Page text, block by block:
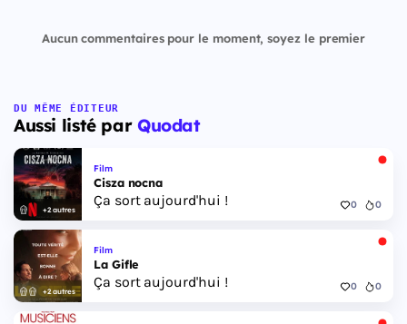
Aucun commentaires pour le moment, soyez le premier
DU MÊME ÉDITEUR
Aussi listé par Quodat
+2 autres
Film
Cisza nocna
Ça sort aujourd'hui ! 0 0
+2 autres
Film
La Gifle
Ça sort aujourd'hui ! 0 0